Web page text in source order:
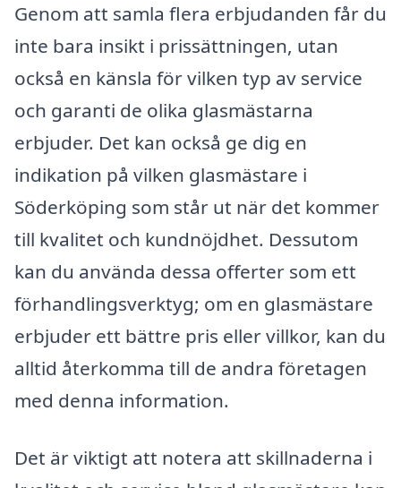
Genom att samla flera erbjudanden får du
inte bara insikt i prissättningen, utan
också en känsla för vilken typ av service
och garanti de olika glasmästarna
erbjuder. Det kan också ge dig en
indikation på vilken glasmästare i
Söderköping som står ut när det kommer
till kvalitet och kundnöjdhet. Dessutom
kan du använda dessa offerter som ett
förhandlingsverktyg; om en glasmästare
erbjuder ett bättre pris eller villkor, kan du
alltid återkomma till de andra företagen
med denna information.
Det är viktigt att notera att skillnaderna i